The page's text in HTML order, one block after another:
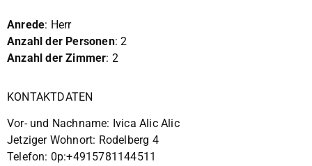
Anrede: Herr
Anzahl der Personen: 2
Anzahl der Zimmer: 2
KONTAKTDATEN
Vor- und Nachname: Ivica Alic Alic
Jetziger Wohnort: Rodelberg 4
Telefon: 0p:+4915781144511